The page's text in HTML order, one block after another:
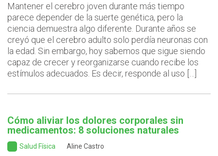
Mantener el cerebro joven durante más tiempo
parece depender de la suerte genética, pero la
ciencia demuestra algo diferente. Durante años se
creyó que el cerebro adulto solo perdía neuronas con
la edad. Sin embargo, hoy sabemos que sigue siendo
capaz de crecer y reorganizarse cuando recibe los
estímulos adecuados. Es decir, responde al uso […]
Cómo aliviar los dolores corporales sin
medicamentos: 8 soluciones naturales
Salud Física Aline Castro